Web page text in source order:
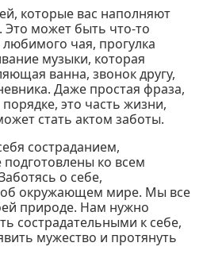
которые вас наполняют
Это может быть что-то
чая, прогулка
музыки, которая
ванна, звонок другу,
Даже простая фраза,
порядке, это часть жизни,
стать актом заботы.
состраданием,
ко всем
о себе,
окружающем мире. Мы все
природе. Нам нужно
сострадательными к себе,
мужество и протянуть